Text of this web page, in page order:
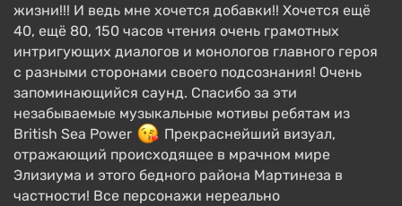
Система развития Metric предлагает24 навыка,
закрывающие большинство привычных для
детектива действий: от мозгового штурма
собранных улик до банального допроса с
пристрастием. Всё это держится на 4 основных
характеристиках (сила, моторика, интеллект и
душа), просто в каждой — линейка из 6 свойств.
Потому каждый вкачанный балл прокачки многое
меняет.
жизни!!! И ведь мне хочется добавки!! Хочется ещё
40, ещё 80, 150 часов чтения очень грамотных
интригующих диалогов и монологов главного героя
с разными сторонами своего подсознания! Очень
запоминающийся саунд. Спасибо за эти
незабываемые музыкальные мотивы ребятам из
British Sea Power
Прекраснейший визуал,
отражающий происходящее в мрачном мире
Элизиума и этого бедного района Мартинеза в
частности! Все персонажи нереально